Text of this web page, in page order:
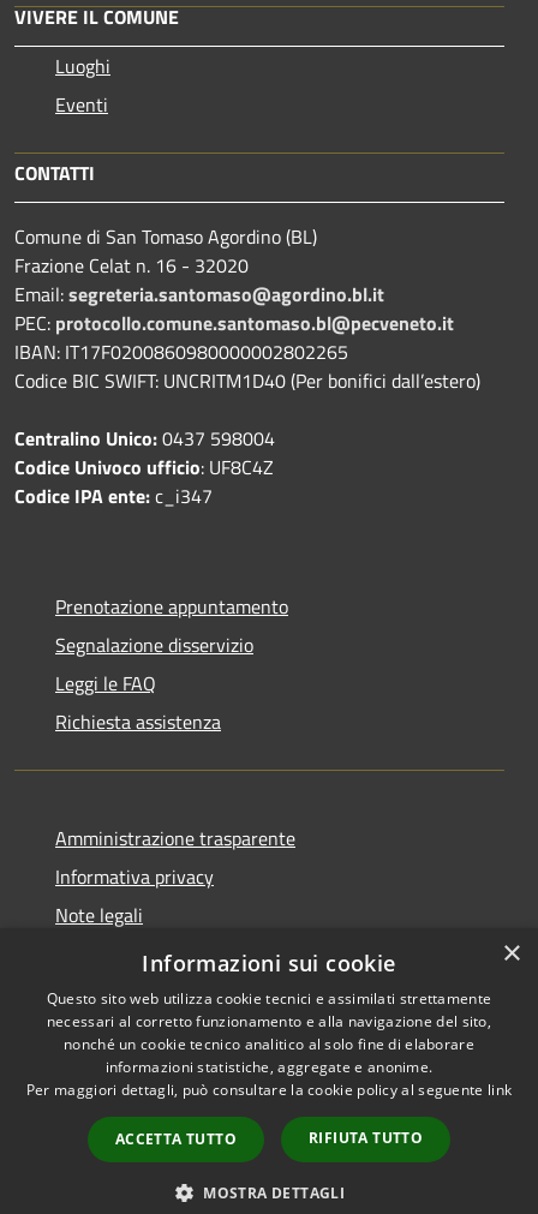
VIVERE IL COMUNE
Luoghi
Eventi
CONTATTI
Comune di San Tomaso Agordino (BL)
Frazione Celat n. 16 - 32020
Email:segreteria.santomaso@agordino.bl.it
PEC: protocollo.comune.santomaso.bl@pecveneto.it
IBAN: IT17F0200860980000002802265
Codice BIC SWIFT: UNCRITM1D40 (Per bonifici dall’estero)
Centralino Unico:0437 598004
Codice Univoco ufficio: UF8C4Z
Codice IPA ente:c_i347
Prenotazione appuntamento
Segnalazione disservizio
Leggi le FAQ
Richiesta assistenza
Amministrazione trasparente
Informativa privacy
Note legali
Dichiarazione di accessibilità
Accessibilità
Copyright © 2026 • Comune di
San Tomaso Agordino •
Powered byMunicipium
Accesso redazione
×
Informazioni sui cookie
Questo sito web utilizza cookie tecnici e assimilati strettamente
necessari al corretto funzionamento e alla navigazione del sito,
nonché un cookie tecnico analitico al solo fine di elaborare
informazioni statistiche, aggregate e anonime.
Per maggiori dettagli, può consultare la cookie policy al seguente link
ACCETTA TUTTO RIFIUTA TUTTO
MOSTRA DETTAGLI